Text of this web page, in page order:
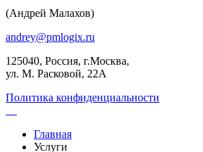
(Андрей Малахов)
andrey@pmlogix.ru
125040, Россия, г.Москва,
ул. М. Расковой, 22А
Политика конфиденциальности
Главная
Услуги